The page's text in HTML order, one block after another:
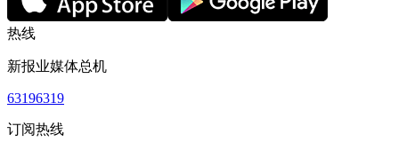
热线
新报业媒体总机
63196319
订阅热线